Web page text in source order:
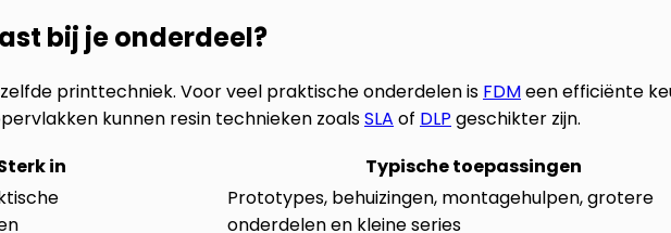
bij je onderdeel?
printtechniek. Voor veel praktische onderdelen is FDMeen efficiënte
kunnen resin technieken zoalsSLA of DLP geschikter zijn.
in
Typische toepassingen
Prototypes, behuizingen, montagehulpen, grotere
onderdelen en kleine series